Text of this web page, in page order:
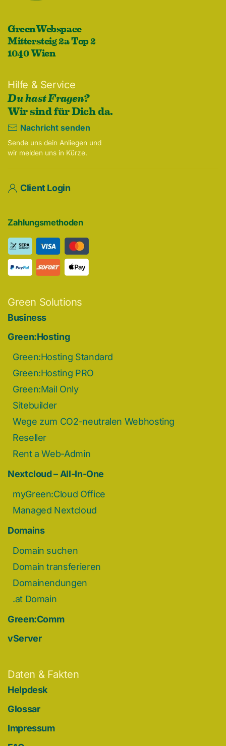
GreenWebspace
Mittersteig 2a Top 2
1040 Wien
Hilfe & Service
Du hast Fragen?
Wir sind für Dich da.
Nachricht senden
Sende uns dein Anliegen und
wir melden uns in Kürze.
Client Login
Zahlungsmethoden
Green Solutions
Business
Green:Hosting
Green:Hosting Standard
Green:Hosting PRO
Green:Mail Only
Sitebuilder
Wege zum CO2-neutralen Webhosting
Reseller
Rent a Web-Admin
Nextcloud – All-In-One
myGreen:Cloud Office
Managed Nextcloud
Domains
Domain suchen
Domain transferieren
Domainendungen
.at Domain
Green:Comm
vServer
Daten & Fakten
Helpdesk
Glossar
Impressum